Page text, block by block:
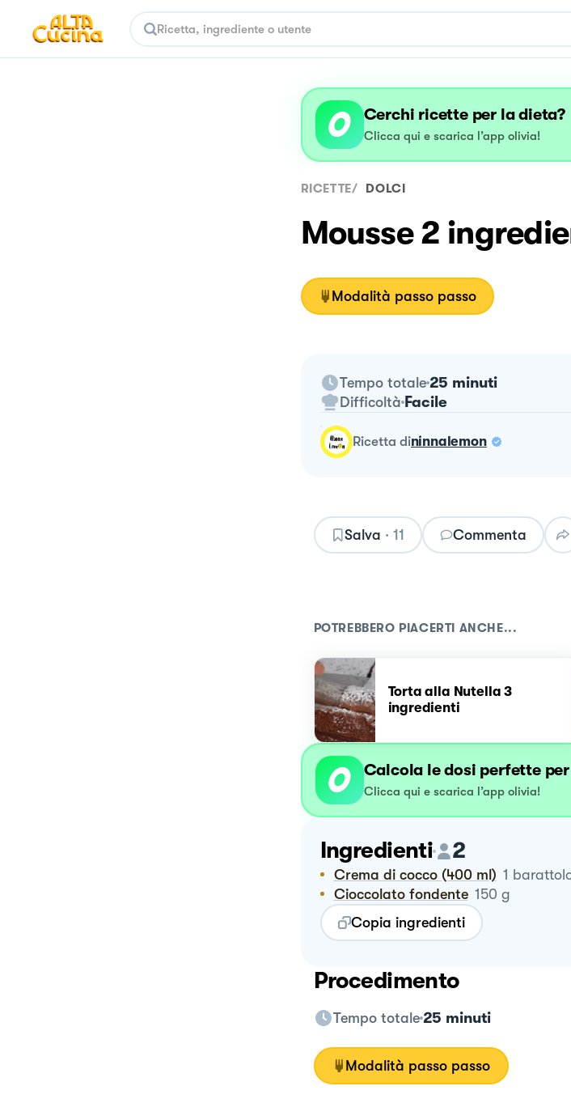
Cerchi ricette per la dieta?
Clicca qui e scarica l’app olivia!
RICETTE/ DOLCI
Mousse 2
Modalità passo passo
Tempo totale 25 minuti
Difficoltà Facile
ricetta dininnalemon
Salva · 11 Commenta
POTREBBERO PIACERTI ANCHE...
Torta alla Nutella 3
ingredienti
Calcola le dosi perfette
Clicca qui e scarica l’app olivia!
Ingredienti 2
Crema di cocco (400 ml) 1
Cioccolato fondente 150 g
Copia ingredienti
Procedimento
Tempo totale 25 minuti
Modalità passo passo